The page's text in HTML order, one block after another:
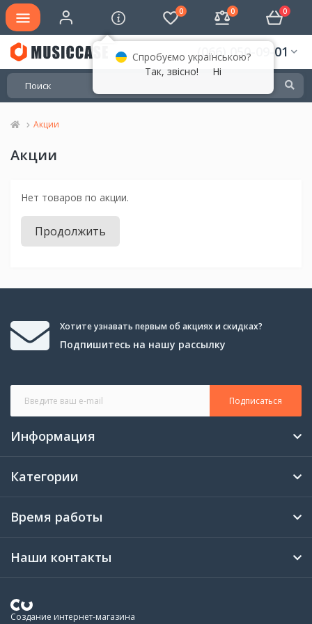
0 0 0
(066) 050-09-01
Акции
Акции
Нет товаров по акции.
Продолжить
Хотите узнавать первым об акциях и скидках?
Подпишитесь на нашу рассылку
Подписаться
Информация
Категории
Время работы
Наши контакты
Создание интернет-магазина
Спробуємо українською?
Так, звісно!
Ні